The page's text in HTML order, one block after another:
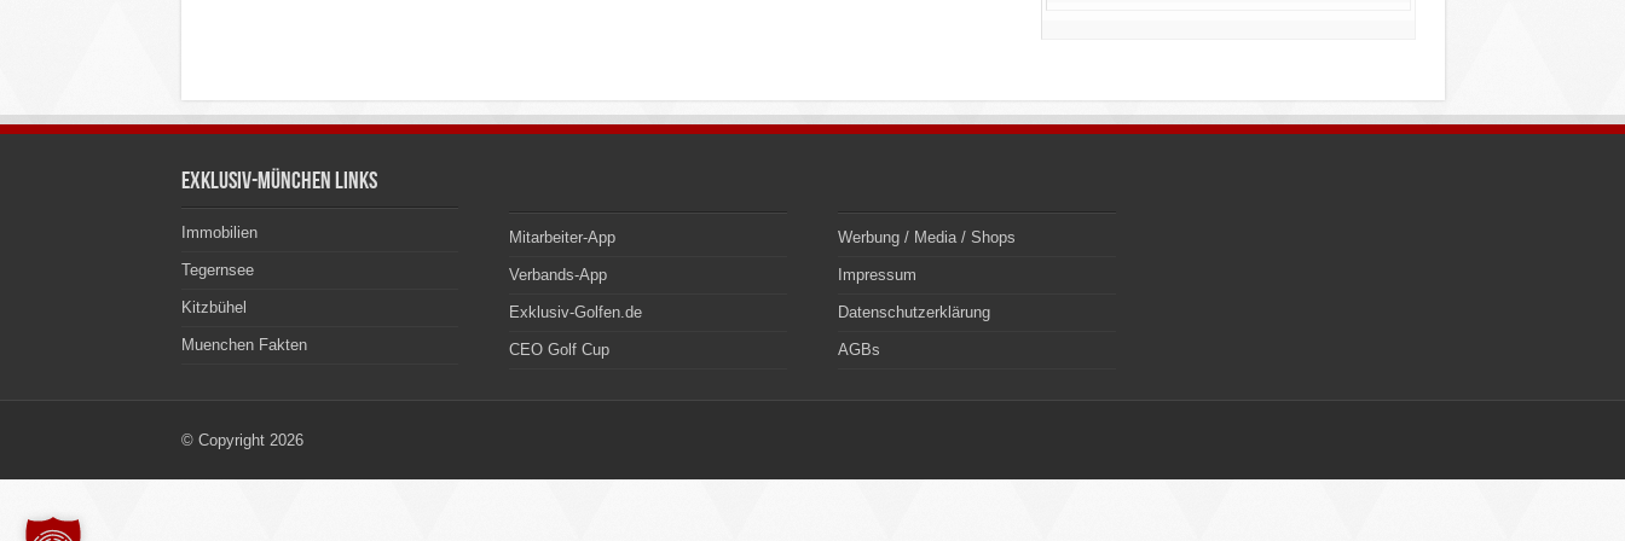
Exklusiv-München Links
Immobilien
Tegernsee
Kitzbühel
Muenchen Fakten
Mitarbeiter-App
Verbands-App
Exklusiv-Golfen.de
CEO Golf Cup
Werbung / Media / Shops
Impressum
Datenschutzerklärung
AGBs
© Copyright 2026